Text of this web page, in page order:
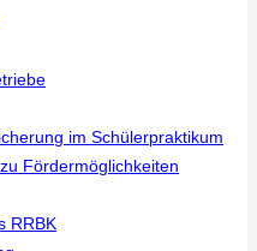
im Schülerpraktikum
Fördermöglichkeiten
RRBK